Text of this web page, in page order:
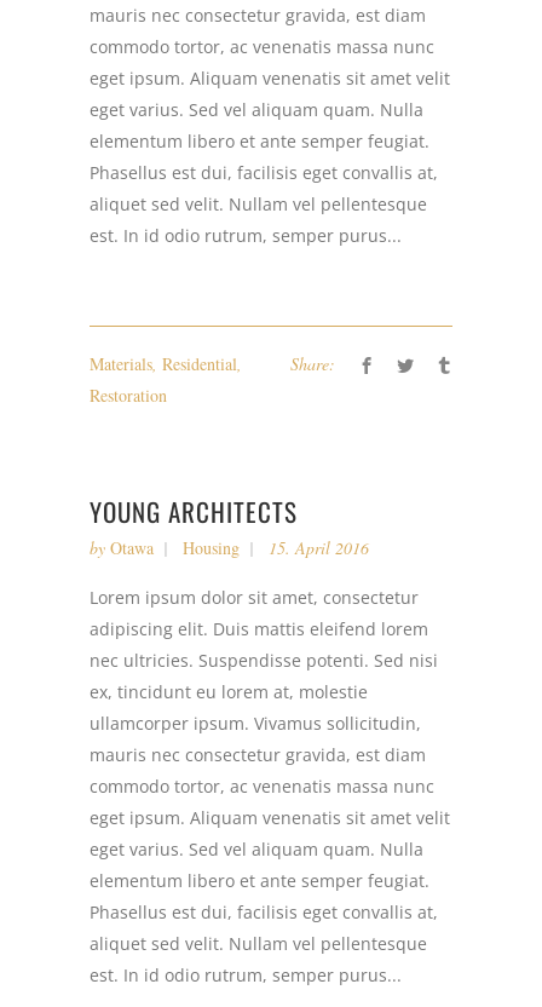
mauris nec consectetur gravida, est diam
commodo tortor, ac venenatis massa nunc
eget ipsum. Aliquam venenatis sit amet velit
eget varius. Sed vel aliquam quam. Nulla
elementum libero et ante semper feugiat.
Phasellus est dui, facilisis eget convallis at,
aliquet sed velit. Nullam vel pellentesque
est. In id odio rutrum, semper purus...
Materials, Residential,
Restoration
Share:
YOUNG ARCHITECTS
by Otawa Housing 15. April 2016
Lorem ipsum dolor sit amet, consectetur
adipiscing elit. Duis mattis eleifend lorem
nec ultricies. Suspendisse potenti. Sed nisi
ex, tincidunt eu lorem at, molestie
ullamcorper ipsum. Vivamus sollicitudin,
mauris nec consectetur gravida, est diam
commodo tortor, ac venenatis massa nunc
eget ipsum. Aliquam venenatis sit amet velit
eget varius. Sed vel aliquam quam. Nulla
elementum libero et ante semper feugiat.
Phasellus est dui, facilisis eget convallis at,
aliquet sed velit. Nullam vel pellentesque
est. In id odio rutrum, semper purus...